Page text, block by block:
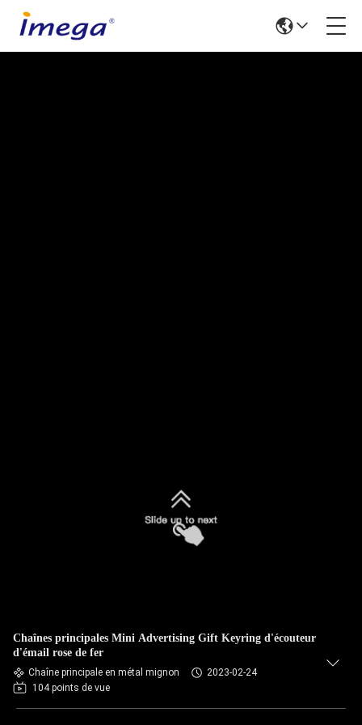
Chaînes principales Mini Advertising Gift Keyring d'écouteur
d'émail rose de fer
Chaîne principale en métal mignon
2023-02-24
104 points de vue